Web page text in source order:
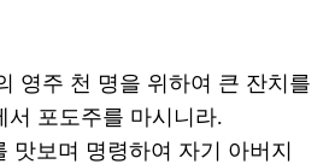
영주 천 명을 위하여 큰 잔치를
서 포도주를 마시니라.
맛보며 명령하여 자기 아버지